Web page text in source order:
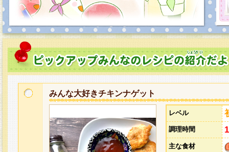
みんな大好きチキンナゲット
レベル
調理時間
主な食材